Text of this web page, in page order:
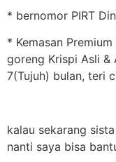
* bernomor PIRT
* Kemasan
goreng Krispi Asli &
7(Tujuh) bulan, teri
kalau sekarang
nanti saya bisa